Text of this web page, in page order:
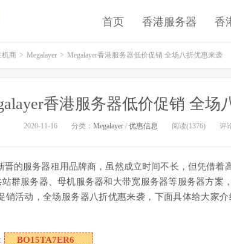
首页 香港服务器 香
机商 > Megalayer > Megalayer香港服务器低价促销 全场八折优惠来袭
香港服务器低价促销 全场
2020-11-16 分类： Megalayer / 优惠信息 阅读(1376) 评
晋的服务器租用品牌商，虽然成立时间不长，但凭借着
群服务器、母机服务器和大带宽服务器等服务器方案
销活动，全场服务器八折优惠来袭，下面具体给大家介
BO15TA7ER6